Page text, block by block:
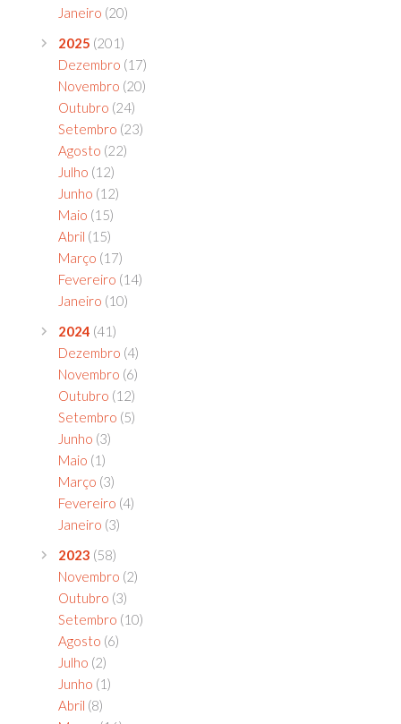
Janeiro (20)
2025 (201)
Dezembro (17)
Novembro (20)
Outubro (24)
Setembro (23)
Agosto (22)
Julho (12)
Junho (12)
Maio (15)
Abril (15)
Março (17)
Fevereiro (14)
Janeiro (10)
2024 (41)
Dezembro (4)
Novembro (6)
Outubro (12)
Setembro (5)
Junho (3)
Maio (1)
Março (3)
Fevereiro (4)
Janeiro (3)
2023 (58)
Novembro (2)
Outubro (3)
Setembro (10)
Agosto (6)
Julho (2)
Junho (1)
Abril (8)